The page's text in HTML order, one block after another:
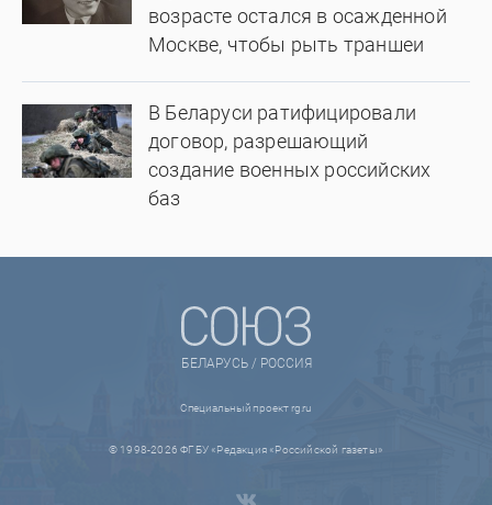
возрасте остался в осажденной
Москве, чтобы рыть траншеи
В Беларуси ратифицировали
договор, разрешающий
создание военных российских
баз
БЕЛАРУСЬ / РОССИЯ
Специальный проект rg.ru
© 1998-2026 ФГБУ «Редакция «Российской газеты»